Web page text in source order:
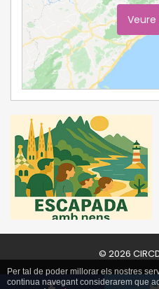
Veure
© 2026
Per tal de poder millorar els nostres
continua navegant considerarem que